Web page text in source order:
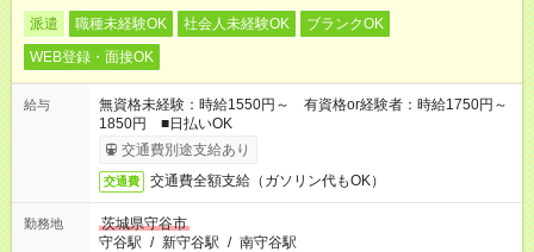
派遣 職種未経験OK 社会人未経験OK
ブランクOK
WEB登録・面接OK
給与
無資格未経験：時給1550円～ 有資格or経験者：時給1750円～
1850円 ■日払いOK
交通費別途支給あり
交通費 交通費全額支給（ガソリン代もOK）
勤務地
茨城県守谷市
守谷駅 / 新守谷駅 / 南守谷駅